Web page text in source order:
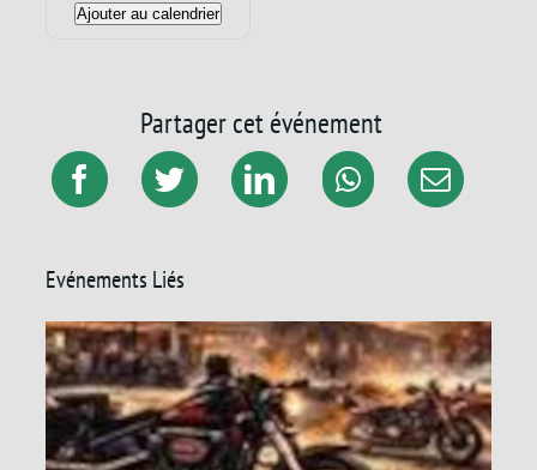
Ajouter au calendrier
Partager cet événement
Evénements Liés